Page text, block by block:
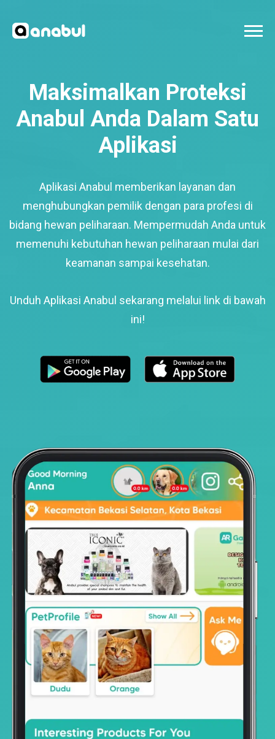
Maksimalkan Proteksi
Anabul Anda Dalam Satu
Aplikasi
Aplikasi Anabul memberikan layanan dan
menghubungkan pemilik dengan para profesi di
bidang hewan peliharaan. Mempermudah Anda untuk
memenuhi kebutuhan hewan peliharaan mulai dari
keamanan sampai kesehatan.
Unduh Aplikasi Anabul sekarang melalui link di bawah
ini!